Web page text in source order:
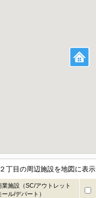
丁目の周辺施設を地図に表示
業施設（SC/アウトレット
ール/デパート）